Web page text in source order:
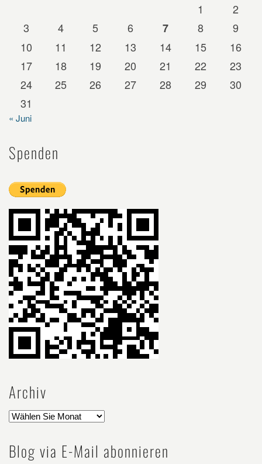
1
2
3
4 5 6 7 8
9
10
11 12 13 14 15
16
17
18 19 20 21 22
23
24
25 26 27 28 29
30
31
« Juni
Spenden
Archiv
Blog via E-Mail abonnieren